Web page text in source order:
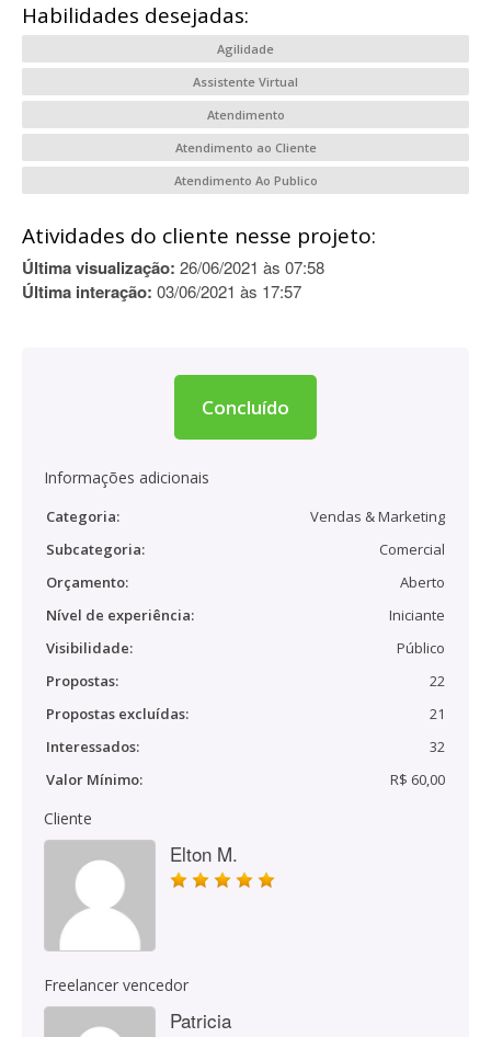
Habilidades desejadas:
Agilidade
Assistente Virtual
Atendimento
Atendimento ao Cliente
Atendimento Ao Publico
Atividades do cliente nesse projeto:
Última visualização: 26/06/2021 às 07:58
Última interação: 03/06/2021 às 17:57
Concluído
Informações adicionais
Categoria:
Vendas & Marketing
Subcategoria:
Comercial
Orçamento:
Aberto
Nível de experiência:
Iniciante
Visibilidade:
Público
Propostas:
22
Propostas excluídas:
21
Interessados:
32
Valor Mínimo:
R$ 60,00
Cliente
Elton M.
Freelancer vencedor
Patricia